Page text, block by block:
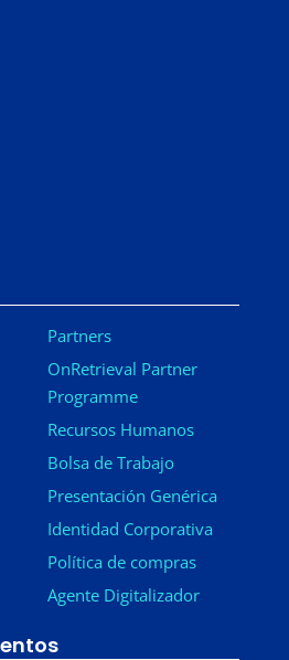
Partners
OnRetrieval Partner
Programme
Recursos Humanos
Bolsa de Trabajo
Presentación Genérica
Identidad Corporativa
Política de compras
Agente Digitalizador